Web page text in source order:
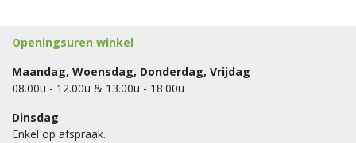
Openingsuren winkel
Maandag, Woensdag, Donderdag, Vrijdag
08.00u - 12.00u & 13.00u - 18.00u
Dinsdag
Enkel op afspraak.